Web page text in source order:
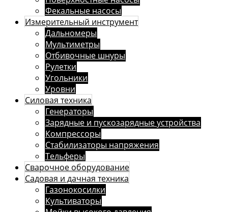
Фекальные насосы
Измерительный инструмент
Дальномеры
Мультиметры
Отбивочные шнуры
Рулетки
Угольники
Уровни
Силовая техника
Генераторы
Зарядные и пускозарядные устройства
Компрессоры
Стабилизаторы напряжения
Тельферы
Сварочное оборудование
Садовая и дачная техника
Газонокосилки
Культиваторы